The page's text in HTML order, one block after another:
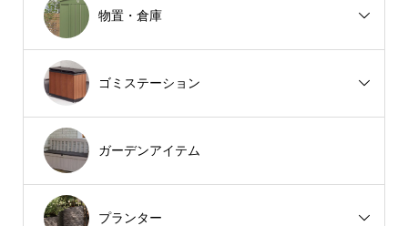
物置・倉庫
ゴミステーション
ガーデンアイテム
プランター